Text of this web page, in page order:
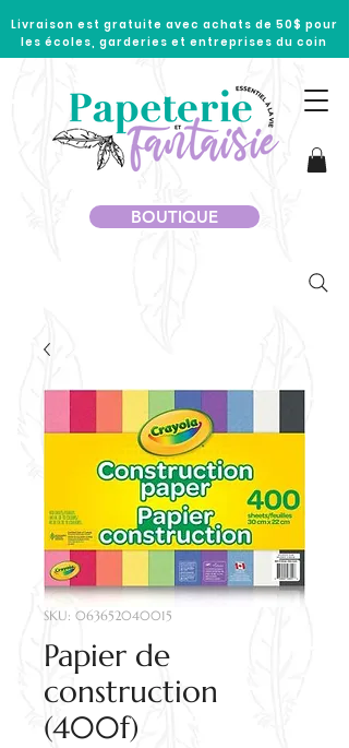
Livraison est gratuite avec achats de 50$ pour
les écoles, garderies et entreprises du coin
BOUTIQUE
SKU: 063652040015
Papier de
construction
(400f)